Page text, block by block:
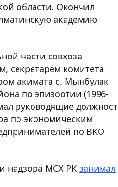
области. Окончил
академию
части совхоза
секретарем комитета
акимата с. Мынбулак
по эпизоотии (1996-
руководящие
по экономическим
по ВКО
надзора МСХ РК занимал